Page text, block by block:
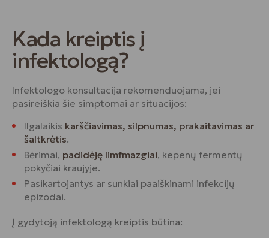
Kada kreiptis į
infektologą?
Infektologo konsultacija rekomenduojama, jei
pasireiškia šie simptomai ar situacijos:
Ilgalaikis karščiavimas, silpnumas, prakaitavimas ar
šaltkrėtis.
Bėrimai, padidėję limfmazgiai, kepenų fermentų
pokyčiai kraujyje.
Pasikartojantys ar sunkiai paaiškinami infekcijų
epizodai.
Į gydytoją infektologą kreiptis būtina: